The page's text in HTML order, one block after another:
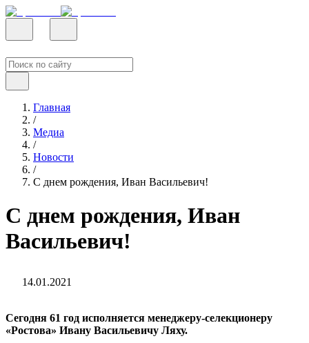
Главная
/
Медиа
/
Новости
/
С днем рождения, Иван Васильевич!
С днем рождения, Иван
Васильевич!
14.01.2021
Сегодня 61 год исполняется менеджеру-селекционеру
«Ростова» Ивану Васильевичу Ляху.